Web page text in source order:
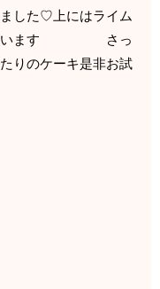
した♡上にはライム
っています さっ
りのケーキ是非お試